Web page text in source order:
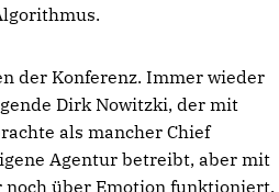
der Konferenz. Immer wieder
Dirk Nowitzki, der mit
als mancher Chief
Agentur betreibt, aber mit
über Emotion funktioniert.